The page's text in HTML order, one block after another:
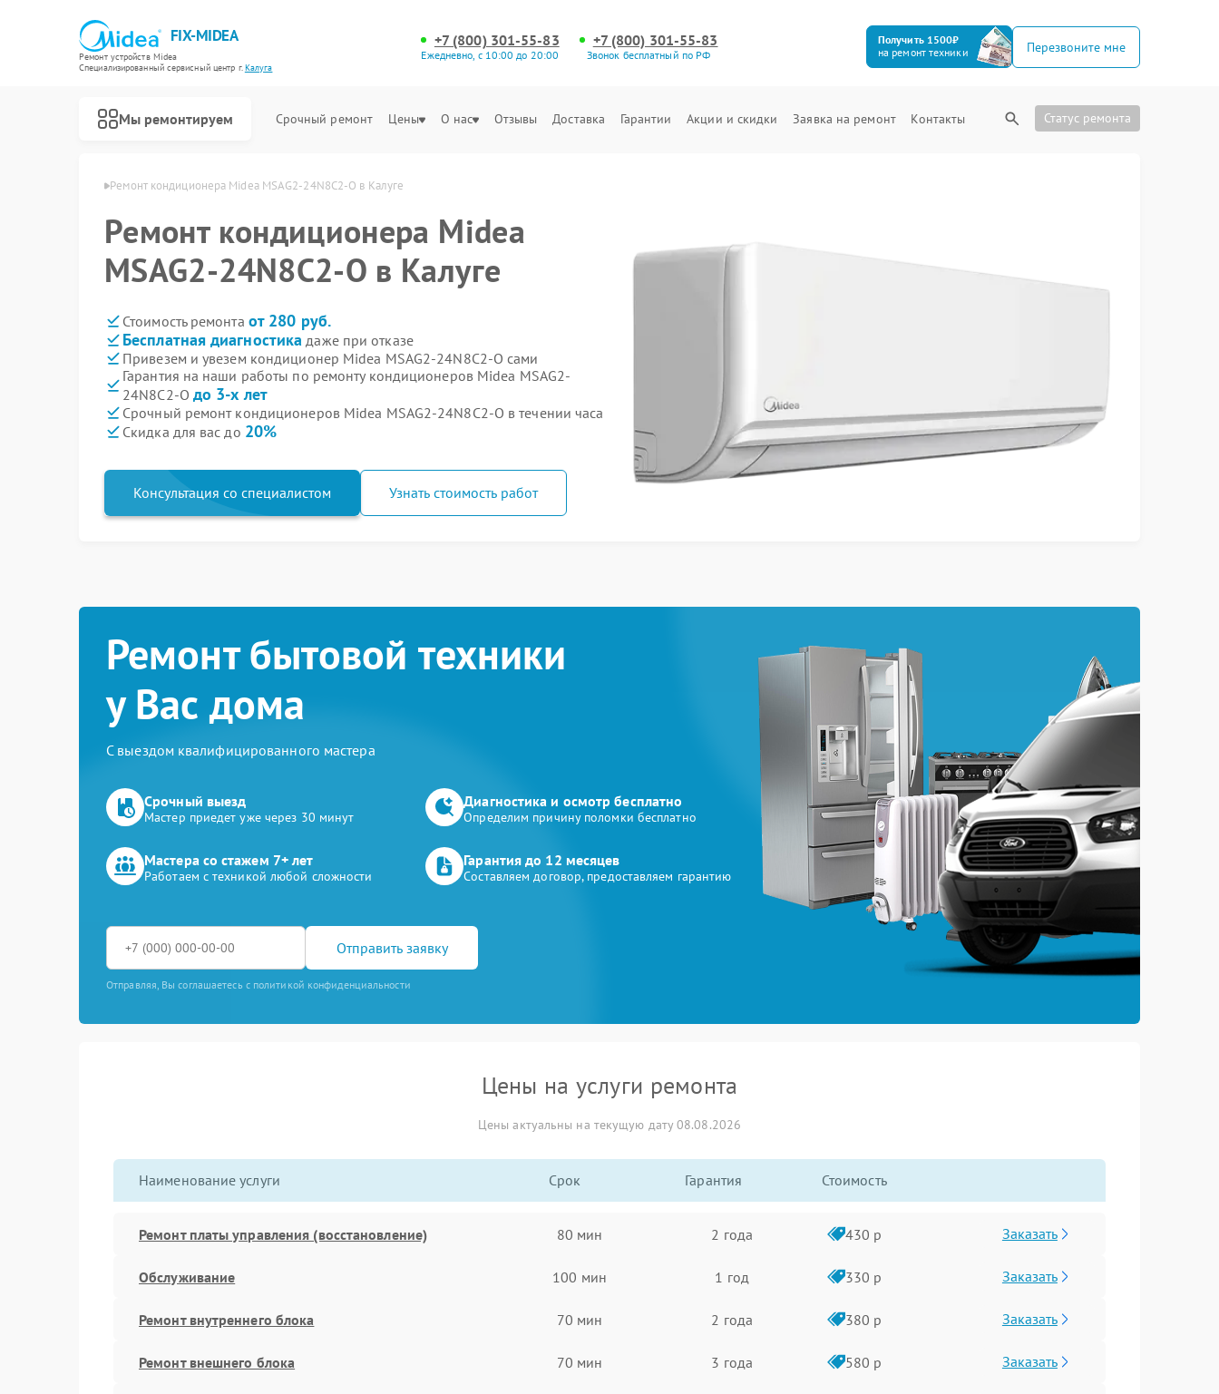
FIX-MIDEA
Ремонт устройств Midea
Специализированный cервисный центр г.Калуга
+7 (800) 301-55-83
Ежедневно, с 10:00 до 20:00
+7 (800) 301-55-83
Звонок бесплатный по РФ
Получить 1500₽
на ремонт техники
Перезвоните мне
Мы ремонтируем Срочный ремонт Цены О нас Отзывы Доставка Гарантии Акции и скидки Заявка на ремонт Контакты Статус ремонта
Midea в Калуге Ремонт кондиционера Midea MSAG2-24N8C2-O в Калуге
Ремонт кондиционера Midea
MSAG2-24N8C2-O в Калуге
Стоимость ремонта от 280 руб.
Бесплатная диагностика даже при отказе
Привезем и увезем кондиционер Midea MSAG2-24N8C2-O сами
Гарантия на наши работы по ремонту кондиционеров Midea MSAG2-
24N8C2-O до 3-х лет
Срочный ремонт кондиционеров Midea MSAG2-24N8C2-O в течении часа
Скидка для вас до 20%
Консультация со специалистом Узнать стоимость работ
Ремонт бытовой техники
у Вас дома
С выездом квалифицированного мастера
Срочный выезд
Мастер приедет уже через 30 минут
Диагностика и осмотр бесплатно
Определим причину поломки бесплатно
Мастера со стажем 7+ лет
Работаем с техникой любой сложности
Гарантия до 12 месяцев
Составляем договор, предоставляем гарантию
Отправить заявку
Отправляя, Вы соглашаетесь с политикой конфиденциальности
Цены на услуги ремонта
Цены актуальны на текущую дату 08.08.2026
Наименование услуги Срок Гарантия Стоимость
Ремонт платы управления (восстановление) 80 мин 2 года 430 р Заказать
Обслуживание 100 мин 1 год 330 р Заказать
Ремонт внутреннего блока 70 мин 2 года 380 р Заказать
Ремонт внешнего блока 70 мин 3 года 580 р Заказать